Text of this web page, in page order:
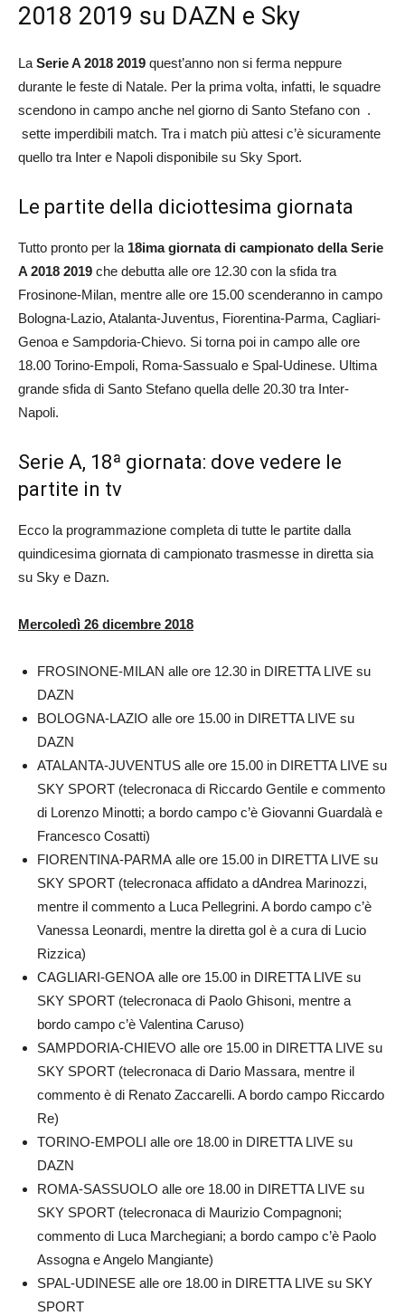
2018 2019 su DAZN e Sky
La Serie A 2018 2019 quest’anno non si ferma neppure
durante le feste di Natale. Per la prima volta, infatti, le squadre
scendono in campo anche nel giorno di Santo Stefano con .
sette imperdibili match. Tra i match più attesi c’è sicuramente
quello tra Inter e Napoli disponibile su Sky Sport.
Le partite della diciottesima giornata
Tutto pronto per la 18ima giornata di campionato della Serie
A 2018 2019 che debutta alle ore 12.30 con la sfida tra
Frosinone-Milan, mentre alle ore 15.00 scenderanno in campo
Bologna-Lazio, Atalanta-Juventus, Fiorentina-Parma, Cagliari-
Genoa e Sampdoria-Chievo. Si torna poi in campo alle ore
18.00 Torino-Empoli, Roma-Sassualo e Spal-Udinese. Ultima
grande sfida di Santo Stefano quella delle 20.30 tra Inter-
Napoli.
Serie A, 18ª giornata: dove vedere le
partite in tv
Ecco la programmazione completa di tutte le partite dalla
quindicesima giornata di campionato trasmesse in diretta sia
su Sky e Dazn.
Mercoledì 26 dicembre 2018
FROSINONE-MILAN alle ore 12.30 in DIRETTA LIVE su
DAZN
BOLOGNA-LAZIO alle ore 15.00 in DIRETTA LIVE su
DAZN
ATALANTA-JUVENTUS alle ore 15.00 in DIRETTA LIVE su
SKY SPORT (telecronaca di Riccardo Gentile e commento
di Lorenzo Minotti; a bordo campo c’è Giovanni Guardalà e
Francesco Cosatti)
FIORENTINA-PARMA alle ore 15.00 in DIRETTA LIVE su
SKY SPORT (telecronaca affidato a dAndrea Marinozzi,
mentre il commento a Luca Pellegrini. A bordo campo c’è
Vanessa Leonardi, mentre la diretta gol è a cura di Lucio
Rizzica)
CAGLIARI-GENOA alle ore 15.00 in DIRETTA LIVE su
SKY SPORT (telecronaca di Paolo Ghisoni, mentre a
bordo campo c’è Valentina Caruso)
SAMPDORIA-CHIEVO alle ore 15.00 in DIRETTA LIVE su
SKY SPORT (telecronaca di Dario Massara, mentre il
commento è di Renato Zaccarelli. A bordo campo Riccardo
Re)
TORINO-EMPOLI alle ore 18.00 in DIRETTA LIVE su
DAZN
ROMA-SASSUOLO alle ore 18.00 in DIRETTA LIVE su
SKY SPORT (telecronaca di Maurizio Compagnoni;
commento di Luca Marchegiani; a bordo campo c’è Paolo
Assogna e Angelo Mangiante)
SPAL-UDINESE alle ore 18.00 in DIRETTA LIVE su SKY
SPORT